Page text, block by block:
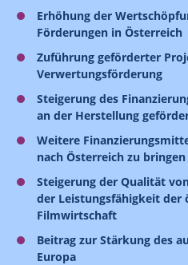
Erhöhung der
Förderungen in Österreich
Zuführung geförderter
Verwertungsförderung
Steigerung des
an der Herstellung
Weitere
nach Österreich zu bringen
Steigerung der Qualität
der Leistungsfähigkeit der
Filmwirtschaft
Beitrag zur Stärkung des
Europa